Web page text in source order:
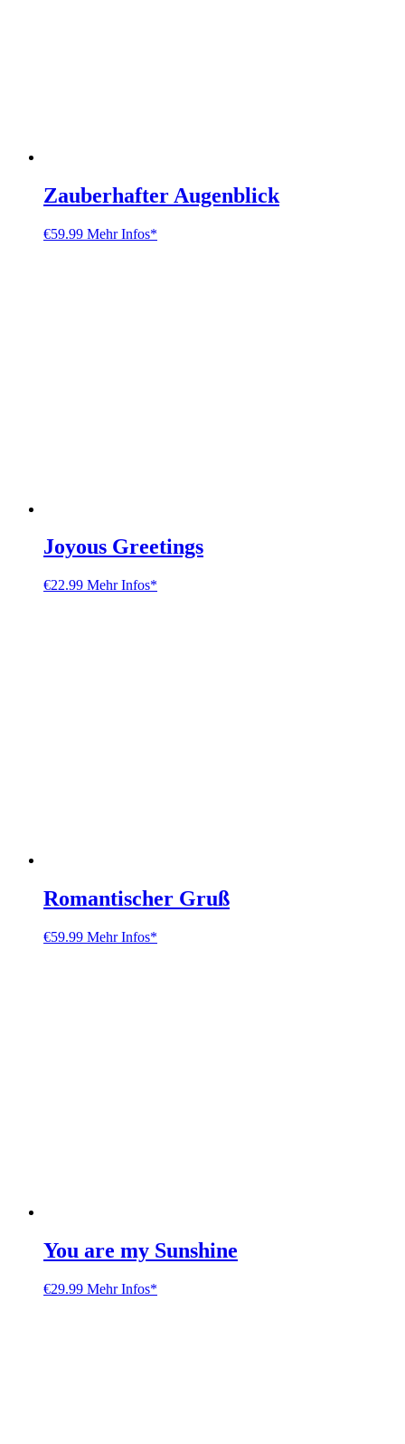
Zauberhafter Augenblick
€59.99 Mehr Infos*
Joyous Greetings
€22.99 Mehr Infos*
Romantischer Gruß
€59.99 Mehr Infos*
You are my Sunshine
€29.99 Mehr Infos*